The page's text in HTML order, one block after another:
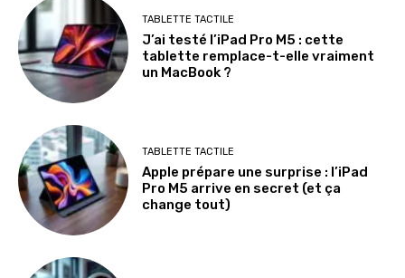
TABLETTE TACTILE
J’ai testé l’iPad Pro M5 : cette
tablette remplace-t-elle vraiment
un MacBook ?
TABLETTE TACTILE
Apple prépare une surprise : l’iPad
Pro M5 arrive en secret (et ça
change tout)